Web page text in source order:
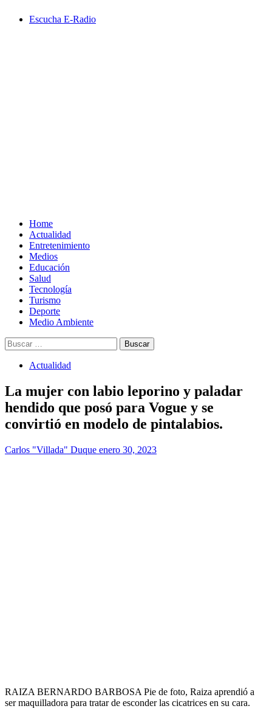
Escucha E-Radio
Home
Actualidad
Entretenimiento
Medios
Educación
Salud
Tecnología
Turismo
Deporte
Medio Ambiente
Buscar:
Actualidad
La mujer con labio leporino y paladar
hendido que posó para Vogue y se
convirtió en modelo de pintalabios.
Carlos "Villada" Duque enero 30, 2023
RAIZA BERNARDO BARBOSA Pie de foto, Raiza aprendió a
ser maquilladora para tratar de esconder las cicatrices en su cara.